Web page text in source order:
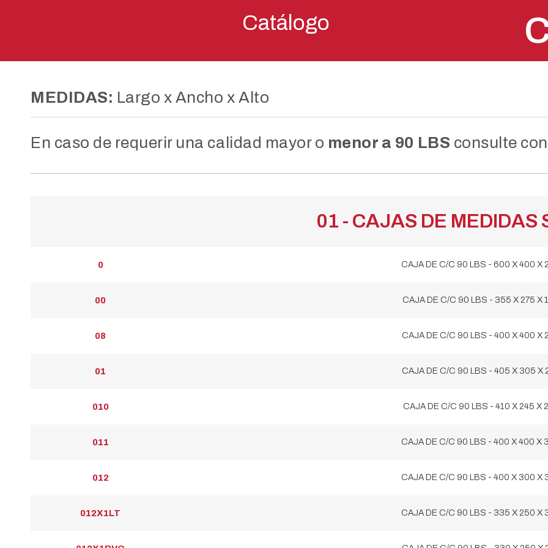
Catálogo
MEDIDAS: Largo x Ancho x Alto
En caso de requerir una calidad mayor o menor a 90 LBS consulte
01 - CAJAS DE MEDIDAS
0 CAJA DE C/C 90 LBS - 600 X 400 X
00 CAJA DE C/C 90 LBS - 355 X 275 X
08 CAJA DE C/C 90 LBS - 400 X 400 X
01 CAJA DE C/C 90 LBS - 405 X 305 X
010 CAJA DE C/C 90 LBS - 410 X 245 X
011 CAJA DE C/C 90 LBS - 400 X 400 X
012 CAJA DE C/C 90 LBS - 400 X 300 X
012X1LT CAJA DE C/C 90 LBS - 335 X 250 X